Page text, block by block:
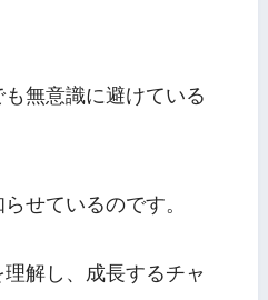
無意識に避けている
せているのです。
解し、成長するチャ